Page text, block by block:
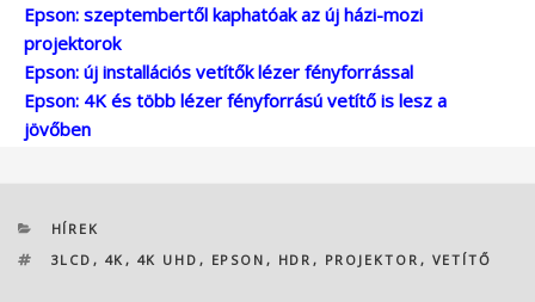
Epson: szeptembertől kaphatóak az új házi-mozi
projektorok
Epson: új installációs vetítők lézer fényforrással
Epson: 4K és több lézer fényforrású vetítő is lesz a
jövőben
KATEGÓRIÁK
HÍREK
CÍMKÉK
3LCD , 4K , 4K UHD , EPSON , HDR , PROJEKTOR , VETÍTŐ